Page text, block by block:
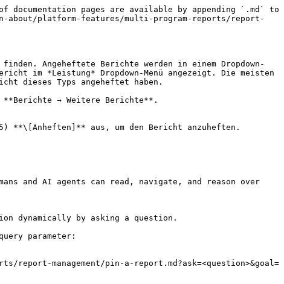
pages are available by appending `.md` to
about/platform-features/multi-program-reports/report-
Angeheftete Berichte werden in einem Dropdown-
im *Leistung* Dropdown-Menü angezeigt. Die meisten
dieses Typs angeheftet haben.
**Berichte → Weitere Berichte**.
**\[Anheften]** aus, um den Bericht anzuheften.
and AI agents can read, navigate, and reason over
dynamically by asking a question.
parameter:
management/pin-a-report.md?ask=<question>&goal=